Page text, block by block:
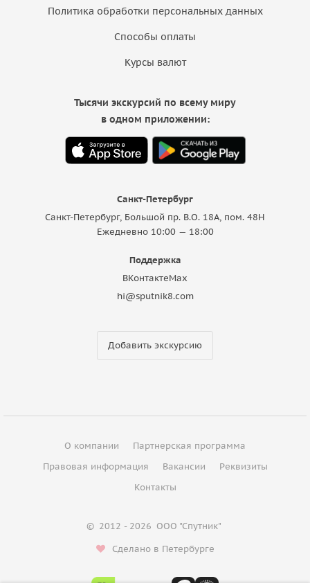
Политика обработки персональных данных
Способы оплаты
Курсы валют
Санкт-Петербург
Санкт-Петербург, Большой пр. В.О. 18A, пом. 48Н
Ежедневно 10:00 — 18:00
Поддержка
ВКонтактеMax
hi@sputnik8.com
Добавить экскурсию
Тысячи экскурсий по всему миру
в одном приложении:
О компании
Партнерская программа
Правовая информация
Вакансии
Реквизиты
Контакты
© 2012 - 2026 ООО "Спутник"
Сделано в Петербурге